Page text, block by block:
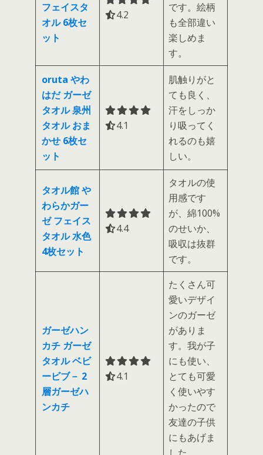
フェイスタ
オル 6枚セ
ット
4.2 out of 5.0 stars
4.2
です。絵柄
も全部違い
楽しめま
す。
oruta やわ
はだ ガーゼ
タオル 泉州
タオル おま
かせ 6枚セ
ット
4.1 out of 5.0 stars
4.1
肌触りがと
ても良く、
汗をしっか
り吸ってく
れるのも嬉
しい。
タオル館 や
わらかガー
ゼ フェイス
タオル 水色
4枚セット
4.4 out of 5.0 stars
4.4
タオルの使
用感です
が、綿100%
のせいか、
吸収は抜群
です。
ガーゼハン
カチ ガーゼ
タオル ベビ
ービブ－ 2
層ガーゼハ
ンカチ
4.1 out of 5.0 stars
4.1
たくさん可
愛いデザイ
ンのガーゼ
がありま
す。我が子
にも使い、
とても可愛
く使いやす
かったので
友達の子供
にもあげま